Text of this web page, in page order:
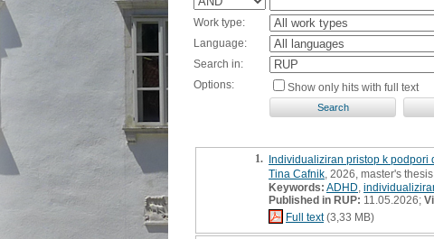
Work type:
Language:
Search in:
Options:
Show only hits with full text
1. Individualiziran pristop k podpori
Tina Cafnik , 2026, master's thesis
Keywords: ADHD
Published in RUP: 11.05.2026;
Full text(3,33 MB)